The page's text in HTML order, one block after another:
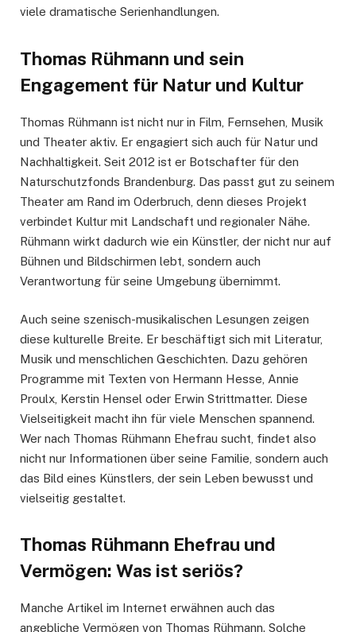
viele dramatische Serienhandlungen.
Thomas Rühmann und sein
Engagement für Natur und Kultur
Thomas Rühmann ist nicht nur in Film, Fernsehen, Musik
und Theater aktiv. Er engagiert sich auch für Natur und
Nachhaltigkeit. Seit 2012 ist er Botschafter für den
Naturschutzfonds Brandenburg. Das passt gut zu seinem
Theater am Rand im Oderbruch, denn dieses Projekt
verbindet Kultur mit Landschaft und regionaler Nähe.
Rühmann wirkt dadurch wie ein Künstler, der nicht nur auf
Bühnen und Bildschirmen lebt, sondern auch
Verantwortung für seine Umgebung übernimmt.
Auch seine szenisch-musikalischen Lesungen zeigen
diese kulturelle Breite. Er beschäftigt sich mit Literatur,
Musik und menschlichen Geschichten. Dazu gehören
Programme mit Texten von Hermann Hesse, Annie
Proulx, Kerstin Hensel oder Erwin Strittmatter. Diese
Vielseitigkeit macht ihn für viele Menschen spannend.
Wer nach Thomas Rühmann Ehefrau sucht, findet also
nicht nur Informationen über seine Familie, sondern auch
das Bild eines Künstlers, der sein Leben bewusst und
vielseitig gestaltet.
Thomas Rühmann Ehefrau und
Vermögen: Was ist seriös?
Manche Artikel im Internet erwähnen auch das
angebliche Vermögen von Thomas Rühmann. Solche